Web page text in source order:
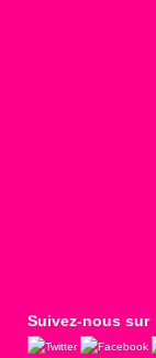
Suivez-nous sur